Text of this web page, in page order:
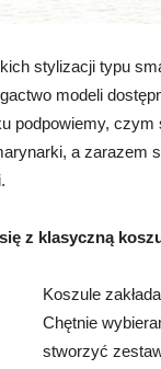
stylizacji typu
modeli
podpowiemy,
a zarazem
z klasyczną
Koszule
Chętnie
stworzyć